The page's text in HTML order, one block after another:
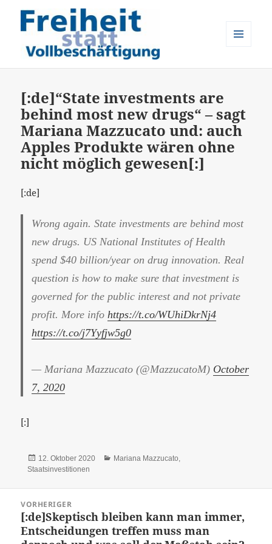
[:de]“State investments are
behind most new drugs“ – sagt
Mariana Mazzucato und: auch
Apples Produkte wären ohne
nicht möglich gewesen[:]
[:de]
Wrong again. State investments are behind most
new drugs. US National Institutes of Health
spend $40 billion/year on drug innovation. Real
question is how to make sure that investment is
governed for the public interest and not private
profit. More info https://t.co/WUhiDkrNj4
https://t.co/j7Yyfjw5g0
— Mariana Mazzucato (@MazzucatoM) October
7, 2020
[:]
Veröffentlicht
am
12. Oktober 2020 Kategorien
Mariana Mazzucato
Staatsinvestitionen
VORHERIGER
Vorheriger
Beitrag:
[:de]Skeptisch bleiben kann man immer,
Entscheidungen treffen muss man